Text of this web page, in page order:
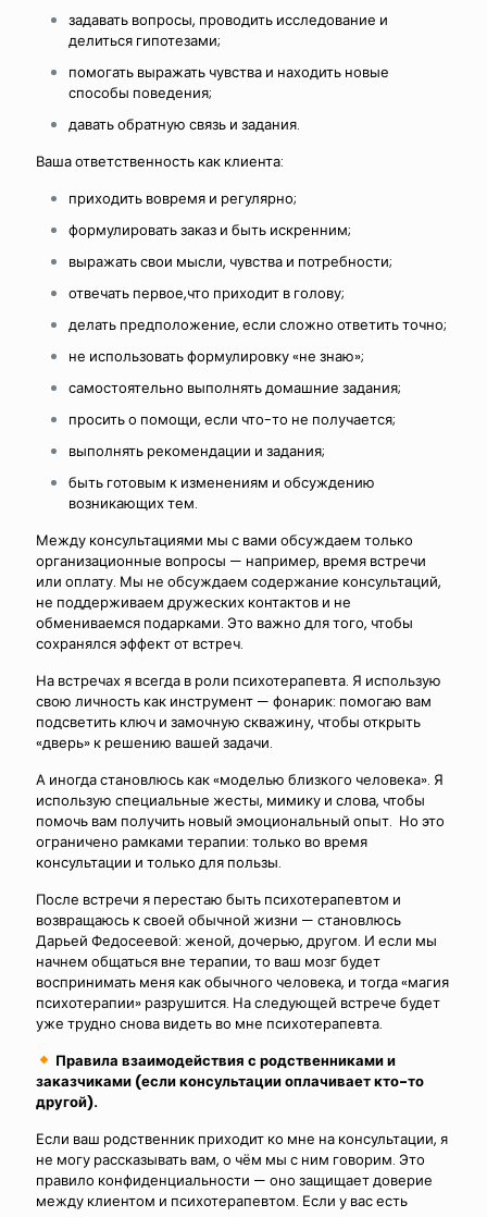
задавать вопросы, проводить исследование и
делиться гипотезами;
помогать выражать чувства и находить новые
способы поведения;
давать обратную связь и задания.
Ваша ответственность как клиента:
приходить вовремя и регулярно;
формулировать заказ и быть искренним;
выражать свои мысли, чувства и потребности;
отвечать первое,что приходит в голову;
делать предположение, если сложно ответить точно;
не использовать формулировку«не знаю»;
самостоятельно выполнять домашние задания;
просить о помощи, если что-то не получается;
выполнять рекомендации и задания;
быть готовым к изменениям и обсуждению
возникающих тем.
Между консультациями мы с вами обсуждаем только
организационные вопросы — например, время встречи
или оплату. Мы не обсуждаем содержание консультаций,
не поддерживаем дружеских контактов и не
обмениваемся подарками. Это важно для того, чтобы
сохранялся эффект от встреч.
На встречах я всегда в роли психотерапевта. Я использую
свою личность как инструмент — фонарик: помогаю вам
подсветить ключ и замочную скважину, чтобы открыть
«дверь» к решению вашей задачи.
А иногда становлюсь как «моделью близкого человека». Я
использую специальные жесты, мимику и слова, чтобы
помочь вам получить новый эмоциональный опыт. Но это
ограничено рамками терапии: только во время
консультации и только для пользы.
После встречи я перестаю быть психотерапевтом и
возвращаюсь к своей обычной жизни — становлюсь
Дарьей Федосеевой: женой, дочерью, другом. И если мы
начнем общаться вне терапии, то ваш мозг будет
воспринимать меня как обычного человека, и тогда «магия
психотерапии» разрушится. На следующей встрече будет
уже трудно снова видеть во мне психотерапевта.
Правила взаимодействия с родственниками и
заказчиками (если консультации оплачивает кто-то
другой).
Если ваш родственник приходит ко мне на консультации, я
не могу рассказывать вам, о чём мы с ним говорим. Это
правило конфиденциальности — оно защищает доверие
между клиентом и психотерапевтом. Если у вас есть